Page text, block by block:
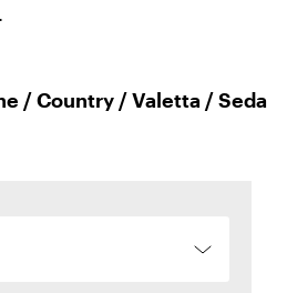
/ Country / Valetta / Seda